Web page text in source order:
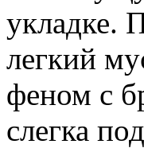
укладке.
легкий
феном с
слегка